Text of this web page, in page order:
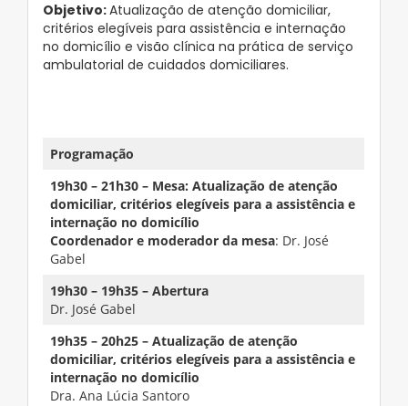
Objetivo:Atualização de atenção domiciliar,
critérios elegíveis para assistência e internação
no domicílio e visão clínica na prática de serviço
ambulatorial de cuidados domiciliares.
Programação
19h30 – 21h30 – Mesa: Atualização de atenção
domiciliar, critérios elegíveis para a assistência e
internação no domicílio
Coordenador e moderador da mesa: Dr. José
Gabel
19h30 – 19h35 – Abertura
Dr. José Gabel
19h35 – 20h25 – Atualização de atenção
domiciliar, critérios elegíveis para a assistência e
internação no domicílio
Dra. Ana Lúcia Santoro